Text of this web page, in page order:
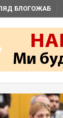
БЛОГОЖАБ